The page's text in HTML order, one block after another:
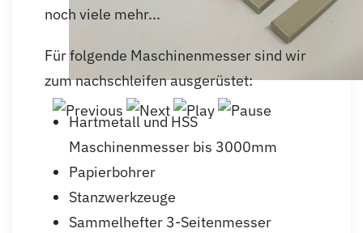
noch viele mehr...
Für folgende Maschinenmesser sind wir
zum nachschleifen ausgerüstet:
Hartmetall und HSS
Maschinenmesser bis 3000mm
Papierbohrer
Stanzwerkzeuge
Sammelhefter 3-Seitenmesser